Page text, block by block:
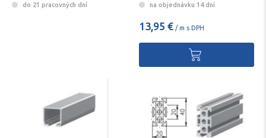
do 21 pracovných dní na objednávku 14 dní
13,95 € / m s DPH